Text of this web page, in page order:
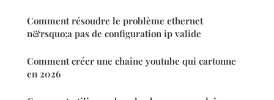
Comment résoudre le problème ethernet
n&rsquo;a pas de configuration ip valide
Comment créer une chaîne youtube qui cartonne
en 2026